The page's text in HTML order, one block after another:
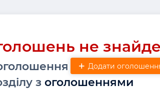
не
Додати
з оголошеннями